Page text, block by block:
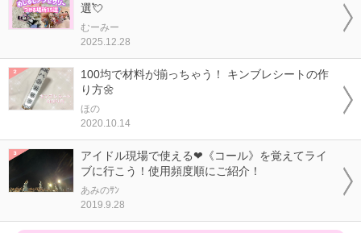
選💘
むーみー
2025.12.28
100均で材料が揃っちゃう！ キンブレシートの作
り方🌼
ほの
2020.10.14
アイドル現場で使える❤《コール》を覚えてライ
ブに行こう！使用頻度順にご紹介！
あみのｻﾝ
2019.9.28